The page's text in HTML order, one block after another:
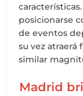
posicionarse
de eventos
su vez atraerá
similar
Madrid